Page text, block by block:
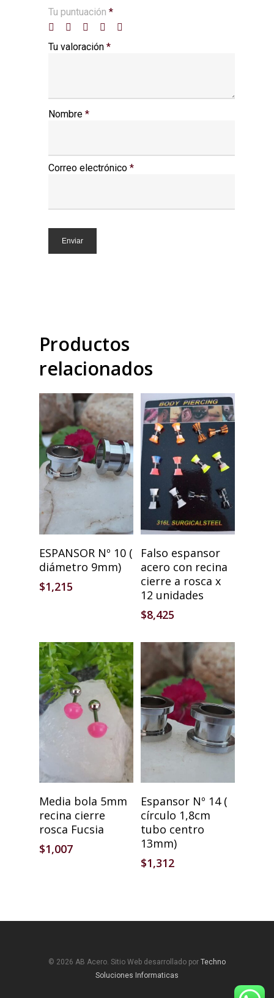
Tu puntuación *
Tu valoración *
Nombre *
Correo electrónico *
Productos
relacionados
ESPANSOR Nº 10 (
diámetro 9mm)
$1,215
Falso espansor
acero con recina
cierre a rosca x
12 unidades
$8,425
Añadir Al Carrito
Media bola 5mm
recina cierre
rosca Fucsia
$1,007
Espansor Nº 14 (
círculo 1,8cm
tubo centro
13mm)
$1,312
© 2026 AB Acero. Sitio Web desarrollado por Techno
Soluciones Informaticas